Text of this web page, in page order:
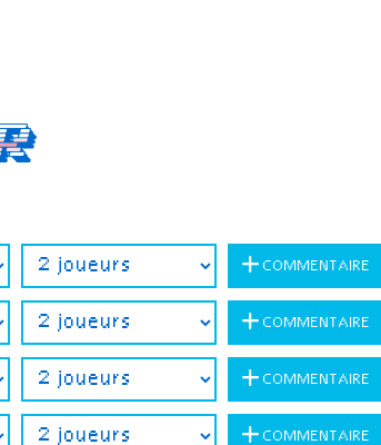
COMMENTAIRE
COMMENTAIRE
COMMENTAIRE
COMMENTAIRE